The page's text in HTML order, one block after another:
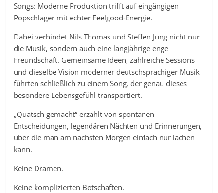
Songs: Moderne Produktion trifft auf eingängigen
Popschlager mit echter Feelgood-Energie.
Dabei verbindet Nils Thomas und Steffen Jung nicht nur
die Musik, sondern auch eine langjährige enge
Freundschaft. Gemeinsame Ideen, zahlreiche Sessions
und dieselbe Vision moderner deutschsprachiger Musik
führten schließlich zu einem Song, der genau dieses
besondere Lebensgefühl transportiert.
„Quatsch gemacht“ erzählt von spontanen
Entscheidungen, legendären Nächten und Erinnerungen,
über die man am nächsten Morgen einfach nur lachen
kann.
Keine Dramen.
Keine komplizierten Botschaften.